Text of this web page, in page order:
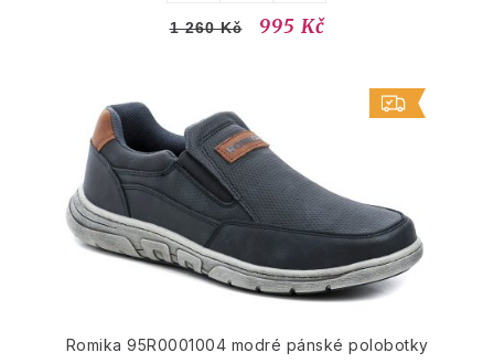
1 260 Kč 995 Kč
Romika 95R0001004 modré pánské polobotky